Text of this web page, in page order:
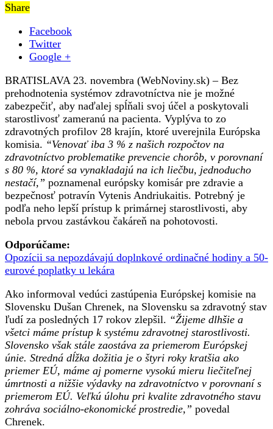
viac
sa
liečbe
ako
ich
Share
Facebook
Twitter
Google +
BRATISLAVA 23. novembra (WebNoviny.sk) – Bez
prehodnotenia systémov zdravotníctva nie je možné
zabezpečiť, aby naďalej spĺňali svoj účel a poskytovali
starostlivosť zameranú na pacienta. Vyplýva to zo
zdravotných profilov 28 krajín, ktoré uverejnila Európska
komisia. “Venovať iba 3 % z našich rozpočtov na
zdravotníctvo problematike prevencie chorôb, v porovnaní
s 80 %, ktoré sa vynakladajú na ich liečbu, jednoducho
nestačí,” poznamenal európsky komisár pre zdravie a
bezpečnosť potravín Vytenis Andriukaitis. Potrebný je
podľa neho lepší prístup k primárnej starostlivosti, aby
nebola prvou zastávkou čakáreň na pohotovosti.
Odporúčame:
Opozícii sa nepozdávajú doplnkové ordinačné hodiny a 50-
eurové poplatky u lekára
Ako informoval vedúci zastúpenia Európskej komisie na
Slovensku Dušan Chrenek, na Slovensku sa zdravotný stav
ľudí za posledných 17 rokov zlepšil. “Žijeme dlhšie a
všetci máme prístup k systému zdravotnej starostlivosti.
Slovensko však stále zaostáva za priemerom Európskej
únie. Stredná dĺžka dožitia je o štyri roky kratšia ako
priemer EÚ, máme aj pomerne vysokú mieru liečiteľnej
úmrtnosti a nižšie výdavky na zdravotníctvo v porovnaní s
priemerom EÚ. Veľkú úlohu pri kvalite zdravotného stavu
zohráva sociálno-ekonomické prostredie,” povedal
Chrenek.